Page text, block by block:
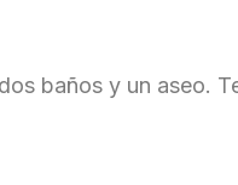
baños y un aseo.